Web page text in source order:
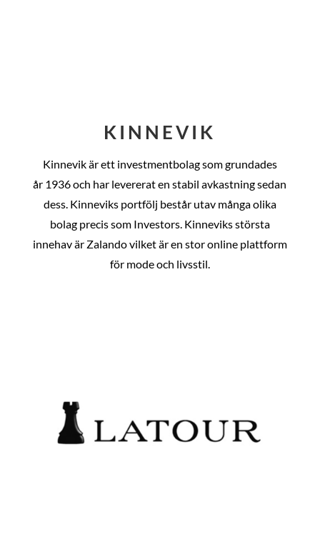
KINNEVIK
Kinnevik är ett investmentbolag som grundades
år 1936 och har levererat en stabil avkastning sedan
dess. Kinneviks portfölj består utav många olika
bolag precis som Investors. Kinneviks största
innehav är Zalando vilket är en stor online plattform
för mode och livsstil.